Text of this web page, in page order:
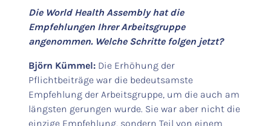
Die World Health Assembly hat die
Empfehlungen Ihrer Arbeitsgruppe
angenommen. Welche Schritte folgen jetzt?
Björn Kümmel: Die Erhöhung der
Pflichtbeiträge war die bedeutsamste
Empfehlung der Arbeitsgruppe, um die auch am
längsten gerungen wurde. Sie war aber nicht die
einzige Empfehlung, sondern Teil von einem